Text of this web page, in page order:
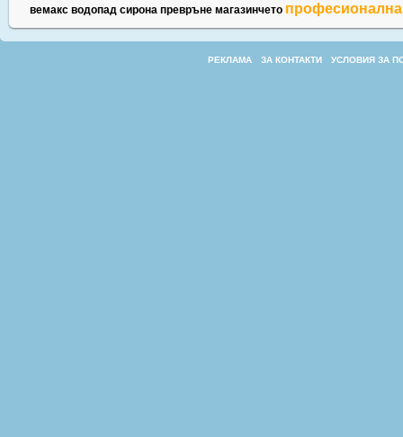
вемакс водопад сирона превръне магазинчето професионална
РЕКЛАМА ЗА КОНТАКТИ УСЛОВИЯ ЗА